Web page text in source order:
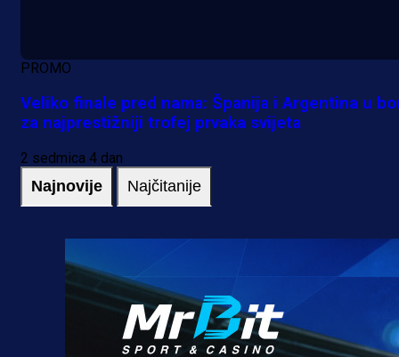
PROMO
Veliko finale pred nama: Španija i Argentina u
za najprestižniji trofej prvaka svijeta
2 sedmica 4 dan
Najnovije Najčitanije